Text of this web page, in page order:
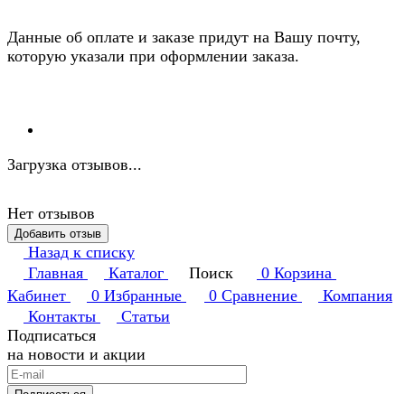
Данные об оплате и заказе придут на Вашу почту,
которую указали при оформлении заказа.
Загрузка отзывов...
Нет отзывов
Добавить отзыв
Назад к списку
Главная
Каталог Поиск 0 Корзина
Кабинет
0 Избранные 0 Сравнение
Компания
Контакты
Статьи
Подписаться
на новости и акции